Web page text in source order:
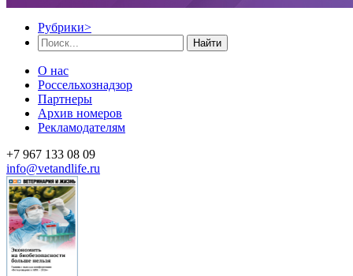
Рубрики>
Найти
О нас
Россельхознадзор
Партнеры
Архив номеров
Рекламодателям
+7 967 133 08 09
info@vetandlife.ru